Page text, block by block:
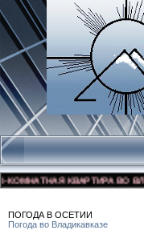
КВАРТИРА ВО
ПОГОДА В ОСЕТИИ
Погода во Владикавказе